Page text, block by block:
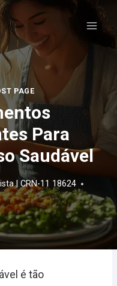
PAGE
Para
Saudável
| CRN-11 18624
é tão